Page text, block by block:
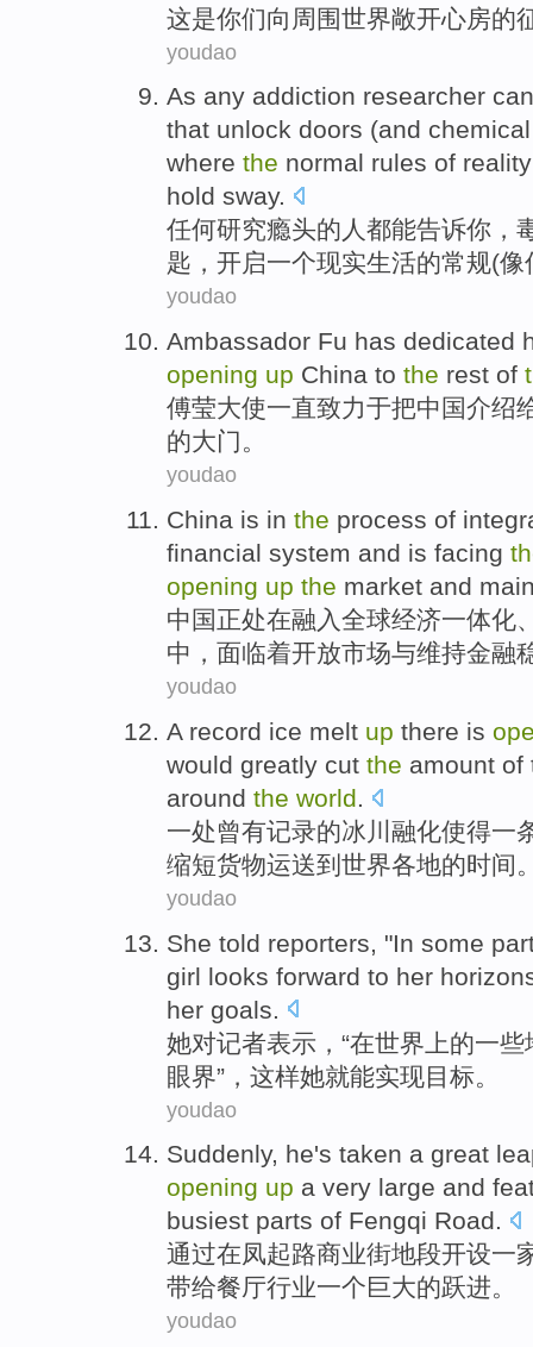
这是你们向 周围世界敞开心房的
youdao
As any addiction researcher can
that unlock doors (and chemical
where the normal rules of reality
hold sway.
任何研究瘾头的 人都能告诉你 ，
匙 ， 开启一个现实生活的常规(像
youdao
Ambassador Fu has dedicated
opening up China to the rest of
傅莹大使一直致力于把中国介绍
的大门。
youdao
China is in the process of
financial system and is facing
opening up the market and
中国正处在融入全球经济一体化
中， 面临着开放市场与维持金融
youdao
A record ice melt up there is
would greatly cut the amount of
around the world.
一处曾有记录的冰川 融化使得一
缩短货物运送到 世界各地的时间
youdao
She told reporters , "In some
girl looks forward to her
her goals
她对记者表示 ，“在世界上的一些
眼界”， 这样她就能实现目标。
youdao
Suddenly, he's taken a great
opening up a very large and
busiest parts of Fengqi Road.
通过在凤起路商业街地段开设一
带给餐厅行业一个巨大的跃进。
youdao